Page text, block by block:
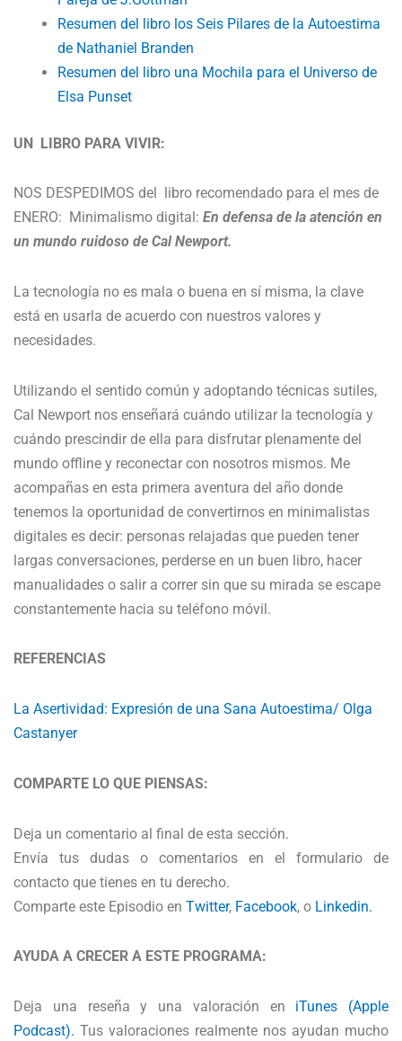
Resumen del libro los Seis Pilares de la Autoestima
de Nathaniel Branden
Resumen del libro una Mochila para el Universo de
Elsa Punset
UN LIBRO PARA VIVIR:
NOS DESPEDIMOS del libro recomendado para el mes de
ENERO: Minimalismo digital: En defensa de la atención en
un mundo ruidoso de Cal Newport.
La tecnología no es mala o buena en sí misma, la clave
está en usarla de acuerdo con nuestros valores y
necesidades.
Utilizando el sentido común y adoptando técnicas sutiles,
Cal Newport nos enseñará cuándo utilizar la tecnología y
cuándo prescindir de ella para disfrutar plenamente del
mundo offline y reconectar con nosotros mismos. Me
acompañas en esta primera aventura del año donde
tenemos la oportunidad de convertirnos en minimalistas
digitales es decir: personas relajadas que pueden tener
largas conversaciones, perderse en un buen libro, hacer
manualidades o salir a correr sin que su mirada se escape
constantemente hacia su teléfono móvil.
REFERENCIAS
La Asertividad: Expresión de una Sana Autoestima/ Olga
Castanyer
COMPARTE LO QUE PIENSAS:
Deja un comentario al final de esta sección.
Envía tus dudas o comentarios en el formulario de
contacto que tienes en tu derecho.
Comparte este Episodio en Twitter, Facebook, o Linkedin.
AYUDA A CRECER A ESTE PROGRAMA:
Deja una reseña y una valoración en iTunes (Apple
Podcast). Tus valoraciones realmente nos ayudan mucho